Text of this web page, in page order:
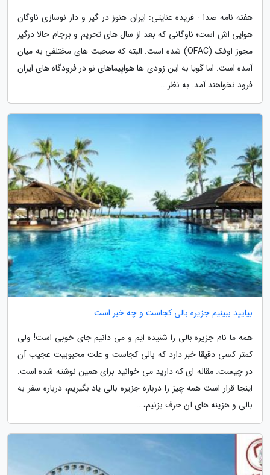
هفته نامه صدا - فریده عنایتی: ایران هنوز در گیر و دار نوسازی ناوگان
هوایی اش است؛ ناوگانی که بعد از سال های تحریم و برجام حالا درگیر
مجوز اوفک (OFAC) شده است. البته که صحبت های مختلفی به میان
آمده است. اما گویا به این زودی ها هواپیماهای نو در فرودگاه های ایران
فرود نخواهند آمد. به نظر...
بیایید ببینیم جزیره بالی کجاست و چه خبر است
همه ما نام جزیره بالی را شنیده ایم و می دانیم جای خوبی است! ولی
کمتر کسی دقیقا خبر دارد که بالی کجاست و علت محبوبیت عجیب آن
در چیست. مقاله ای که دارید می خوانید برای همین نوشته شده است.
اینجا قرار است همه چیز را درباره جزیره بالی یاد بگیریم، درباره سفر به
بالی و هزینه های آن حرف بزنیم،...